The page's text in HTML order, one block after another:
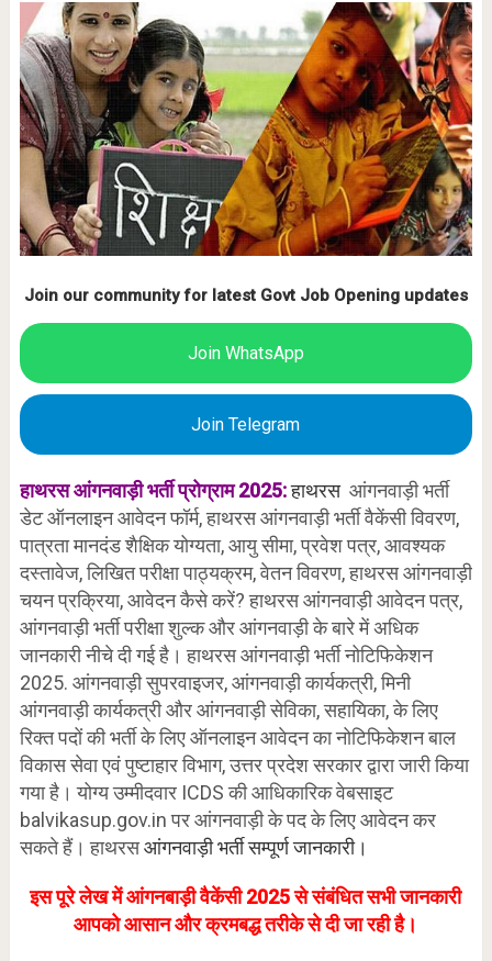
Join our community for latest Govt Job Opening updates
Join WhatsApp
Join Telegram
हाथरस आंगनवाड़ी भर्ती प्रोग्राम 2025:हाथरस आंगनवाड़ी भर्ती
डेट ऑनलाइन आवेदन फॉर्म, हाथरस आंगनवाड़ी भर्ती वैकेंसी विवरण,
पात्रता मानदंड शैक्षिक योग्यता, आयु सीमा, प्रवेश पत्र, आवश्यक
दस्तावेज, लिखित परीक्षा पाठ्यक्रम, वेतन विवरण, हाथरस आंगनवाड़ी
चयन प्रक्रिया, आवेदन कैसे करें? हाथरस आंगनवाड़ी आवेदन पत्र,
आंगनवाड़ी भर्ती परीक्षा शुल्क और आंगनवाड़ी के बारे में अधिक
जानकारी नीचे दी गई है। हाथरस आंगनवाड़ी भर्ती नोटिफिकेशन
2025. आंगनवाड़ी सुपरवाइजर, आंगनवाड़ी कार्यकत्री, मिनी
आंगनवाड़ी कार्यकत्री और आंगनवाड़ी सेविका, सहायिका, के लिए
रिक्त पदों की भर्ती के लिए ऑनलाइन आवेदन का नोटिफिकेशन बाल
विकास सेवा एवं पुष्टाहार विभाग, उत्तर प्रदेश सरकार द्वारा जारी किया
गया है। योग्य उम्मीदवार ICDS की आधिकारिक वेबसाइट
balvikasup.gov.in पर आंगनवाड़ी के पद के लिए आवेदन कर
सकते हैं। हाथरसआंगनवाड़ी भर्ती सम्पूर्ण जानकारी।
इस पूरे लेख में आंगनबाड़ी वैकेंसी 2025 से संबंधित सभी जानकारी
आपको आसान और क्रमबद्ध तरीके से दी जा रही है।